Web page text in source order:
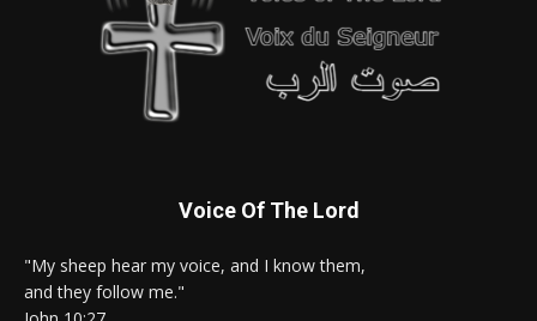
Voice Of The Lord
"My sheep hear my voice, and I know them,
and they follow me."